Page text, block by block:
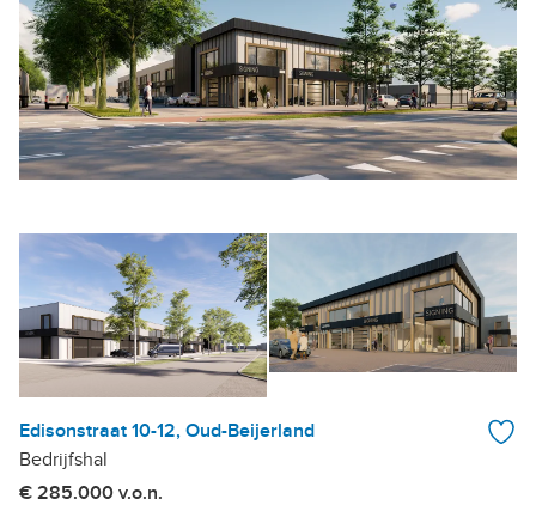
Edisonstraat 10-12, Oud-Beijerland
Bedrijfshal
€ 285.000 v.o.n.